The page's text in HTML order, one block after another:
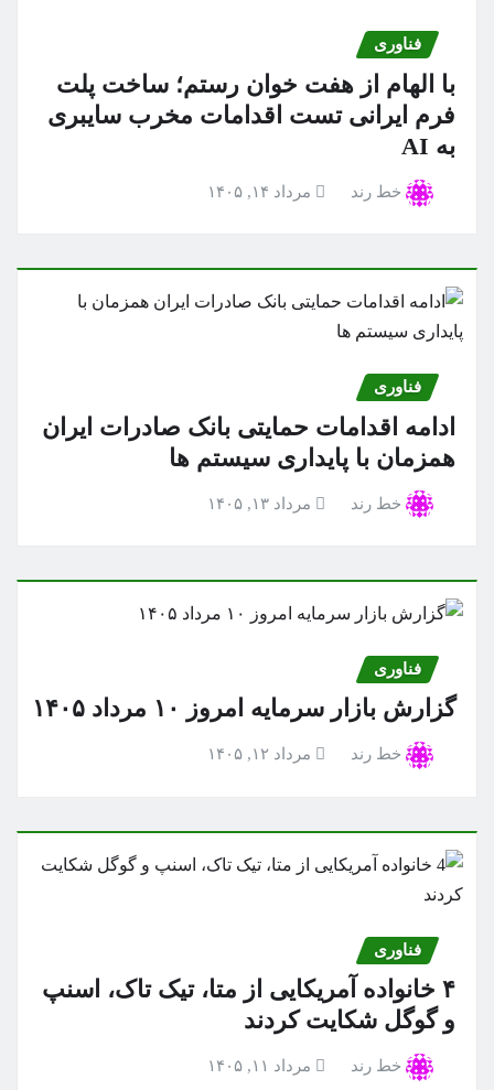
فناوری
با الهام از هفت خوان رستم؛ ساخت پلت
فرم ایرانی تست اقدامات مخرب سایبری
به AI
خط رند مرداد ۱۴, ۱۴۰۵
فناوری
ادامه اقدامات حمایتی بانک صادرات ایران
همزمان با پایداری سیستم ها
خط رند مرداد ۱۳, ۱۴۰۵
فناوری
گزارش بازار سرمایه امروز ۱۰ مرداد ۱۴۰۵
خط رند مرداد ۱۲, ۱۴۰۵
فناوری
۴ خانواده آمریکایی از متا، تیک تاک، اسنپ
و گوگل شکایت کردند
خط رند مرداد ۱۱, ۱۴۰۵